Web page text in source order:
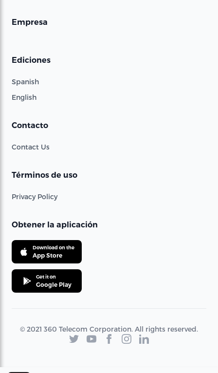
Empresa
Ediciones
Spanish
English
Contacto
Contact Us
Términos de uso
Privacy Policy
Obtener la aplicación
Download on the
App Store
Get it on
Google Play
© 2021 360 Telecom Corporation. All rights reserved.